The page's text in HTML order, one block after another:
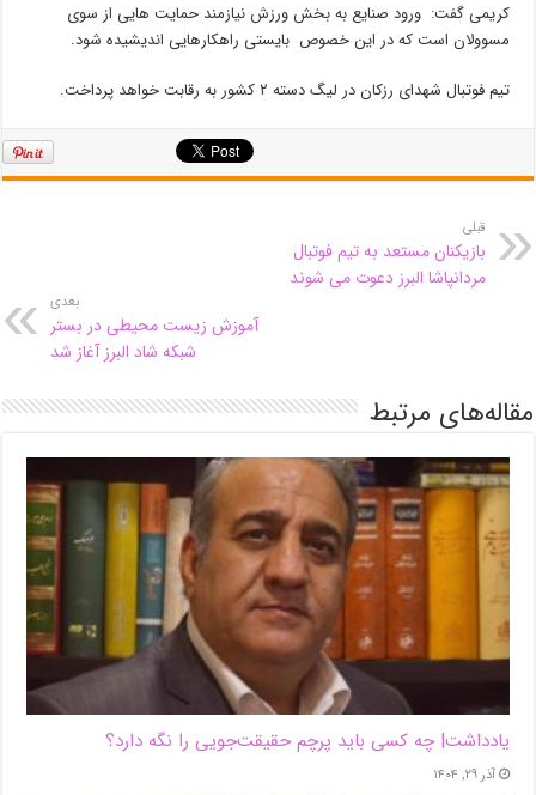
کریمی گفت: ورود صنایع به بخش ورزش نیازمند حمایت هایی از سوی
مسوولان است که در این خصوص بایستی راهکارهایی اندیشیده شود.
تیم فوتبال شهدای رزکان در لیگ دسته ۲ کشور به رقابت خواهد پرداخت.
قبلی
بازیکنان مستعد به تیم فوتبال
مردانپاشا البرز دعوت می شوند
بعدی
آموزش زیست محیطی در بستر
شبکه شاد البرز آغاز شد
مقاله‌های مرتبط
یادداشت| ‌چه کسی باید پرچم حقیقت‌جویی را نگه دارد؟
آذر ۲۹, ۱۴۰۴